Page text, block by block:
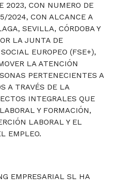
2023, CON NUMERO DE
2024, CON ALCANCE A
SEVILLA, CÓRDOBA Y
LA JUNTA DE
EUROPEO (FSE+),
LA ATENCIÓN
PERTENECIENTES A
A TRAVÉS DE LA
INTEGRALES QUE
Y FORMACIÓN,
LABORAL Y EL
EMPLEO.
EMPRESARIAL SL HA